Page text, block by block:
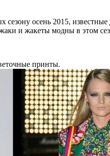
осень 2015,
и жакеты модны в этом
принты.